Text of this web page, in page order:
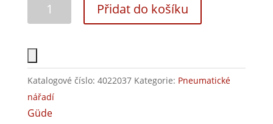
Přidat do košíku
Katalogové číslo: 4022037 Kategorie: Pneumatické
nářadí
Güde